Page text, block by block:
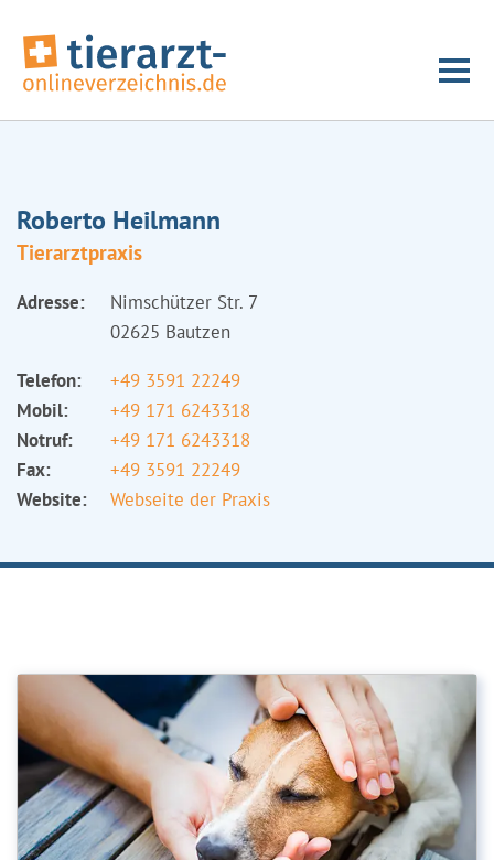
Roberto Heilmann
Tierarztpraxis
Adresse:
Nimschützer Str. 7
02625 Bautzen
Telefon:
+49 3591 22249
Mobil:
+49 171 6243318
Notruf:
+49 171 6243318
Fax:
+49 3591 22249
Website:
Webseite der Praxis